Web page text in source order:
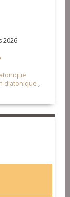
2026
diatonique ,